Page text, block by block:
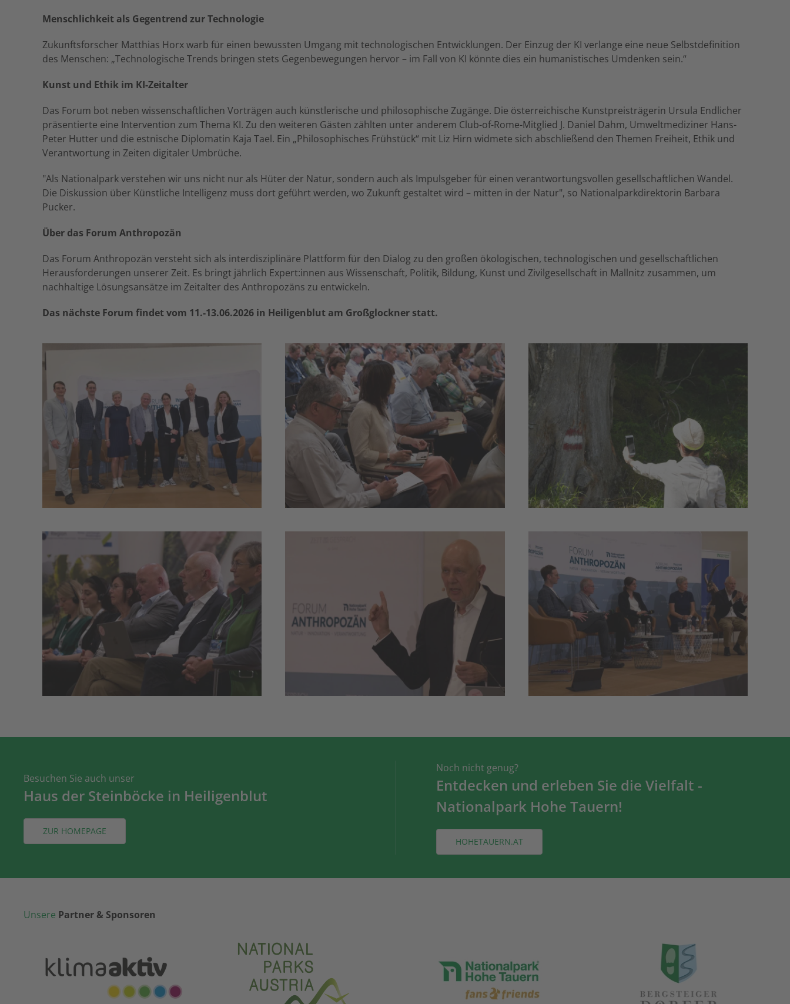
Menschlichkeit als Gegentrend zur Technologie
Zukunftsforscher Matthias Horx warb für einen bewussten Umgang mit technologischen Entwicklungen. Der Einzug der KI verlange eine neue Selbstdefinition
des Menschen: „Technologische Trends bringen stets Gegenbewegungen hervor – im Fall von KI könnte dies ein humanistisches Umdenken sein.“
Kunst und Ethik im KI-Zeitalter
Das Forum bot neben wissenschaftlichen Vorträgen auch künstlerische und philosophische Zugänge. Die österreichische Kunstpreisträgerin Ursula Endlicher
präsentierte eine Intervention zum Thema KI. Zu den weiteren Gästen zählten unter anderem Club-of-Rome-Mitglied J. Daniel Dahm, Umweltmediziner Hans-
Peter Hutter und die estnische Diplomatin Kaja Tael. Ein „Philosophisches Frühstück“ mit Liz Hirn widmete sich abschließend den Themen Freiheit, Ethik und
Verantwortung in Zeiten digitaler Umbrüche.
"Als Nationalpark verstehen wir uns nicht nur als Hüter der Natur, sondern auch als Impulsgeber für einen verantwortungsvollen gesellschaftlichen Wandel.
Die Diskussion über Künstliche Intelligenz muss dort geführt werden, wo Zukunft gestaltet wird – mitten in der Natur", so Nationalparkdirektorin Barbara
Pucker.
Über das Forum Anthropozän
Das Forum Anthropozän versteht sich als interdisziplinäre Plattform für den Dialog zu den großen ökologischen, technologischen und gesellschaftlichen
Herausforderungen unserer Zeit. Es bringt jährlich Expert:innen aus Wissenschaft, Politik, Bildung, Kunst und Zivilgesellschaft in Mallnitz zusammen, um
nachhaltige Lösungsansätze im Zeitalter des Anthropozäns zu entwickeln.
Das nächste Forum findet vom 11.-13.06.2026 in Heiligenblut am Großglockner statt.
Besuchen Sie auch unser
Haus der Steinböcke in Heiligenblut
ZUR HOMEPAGE
Noch nicht genug?
Entdecken und erleben Sie die Vielfalt -
Nationalpark Hohe Tauern!
HOHETAUERN.AT
Unsere Partner & Sponsoren